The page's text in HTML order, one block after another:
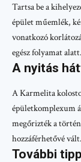
Tartsa be a
épület műemlék,
vonatkozó
egész folyamat alatt.
A nyitás
A Karmelita
épületkomplexum
megőrizték a
hozzáférhetővé vált.
További